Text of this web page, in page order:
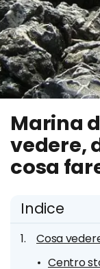
Marina
vedere,
cosa
Indice
Cosa
Centro